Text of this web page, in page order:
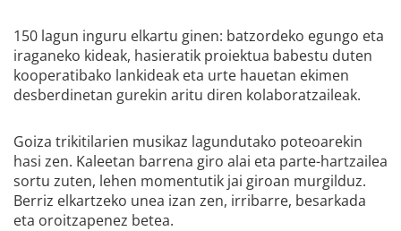
150 lagun inguru elkartu ginen: batzordeko egungo eta
iraganeko kideak, hasieratik proiektua babestu duten
kooperatibako lankideak eta urte hauetan ekimen
desberdinetan gurekin aritu diren kolaboratzaileak.
Goiza trikitilarien musikaz lagundutako poteoarekin
hasi zen. Kaleetan barrena giro alai eta parte-hartzailea
sortu zuten, lehen momentutik jai giroan murgilduz.
Berriz elkartzeko unea izan zen, irribarre, besarkada
eta oroitzapenez betea.